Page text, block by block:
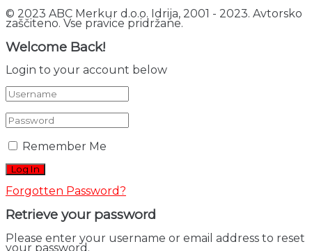
© 2023 ABC Merkur d.o.o. Idrija, 2001 - 2023. Avtorsko
zaščiteno. Vse pravice pridržane.
Welcome Back!
Login to your account below
Remember Me
Forgotten Password?
Retrieve your password
Please enter your username or email address to reset
your password.